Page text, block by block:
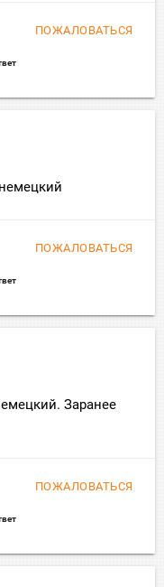
ПОЖАЛОВАТЬСЯ
ПОЖАЛОВАТЬСЯ
Заранее
ПОЖАЛОВАТЬСЯ